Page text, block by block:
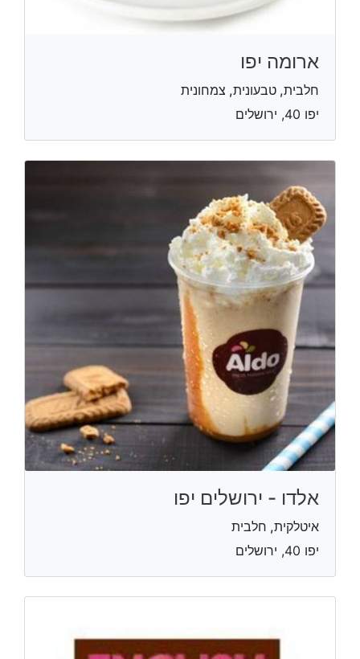
ארומה יפו
חלבית, טבעונית, צמחונית
יפו 40, ירושלים
אלדו - ירושלים יפו
איטלקית, חלבית
יפו 40, ירושלים